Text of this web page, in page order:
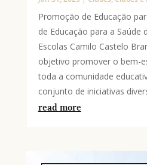
Promoção de Educação
de Educação para a Saúde
Escolas Camilo Castelo
objetivo promover o bem-
toda a comunidade
conjunto de iniciativas
read more